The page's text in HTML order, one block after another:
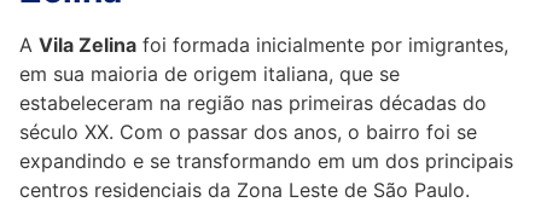
A Vila Zelina foi formada inicialmente por imigrantes,
em sua maioria de origem italiana, que se
estabeleceram na região nas primeiras décadas do
século XX. Com o passar dos anos, o bairro foi se
expandindo e se transformando em um dos principais
centros residenciais da Zona Leste de São Paulo.